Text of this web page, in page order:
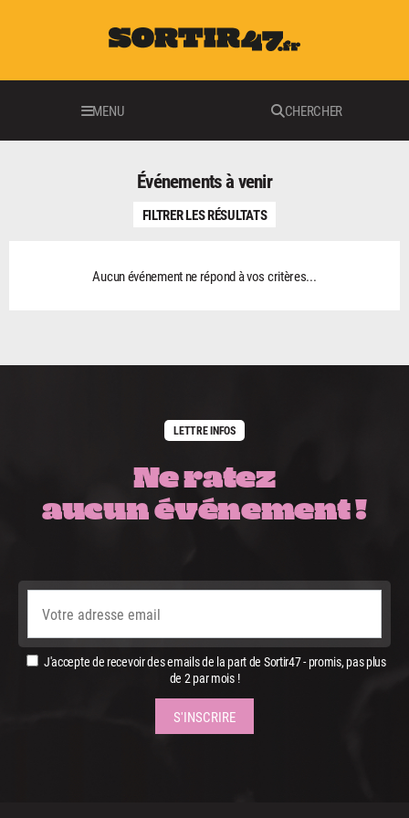
MENU CHERCHER
Événements à venir
Aucun événement ne répond à vos critères...
FILTRER LES RÉSULTATS
LETTRE INFOS
Ne ratez
aucun événement !
J'accepte de recevoir des emails de la part de Sortir47 - promis, pas plus
de 2 par mois !